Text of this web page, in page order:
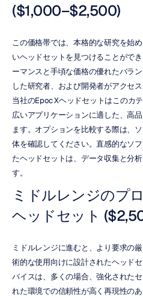
($1,000–$2,500)
この価格帯では、本格的な研究を始
いヘッドセットを見つけることがで
ーマンスと手頃な価格の優れたバラ
した研究者、および開発者がアクセ
当社のEpoc Xヘッドセットはこのカ
広いアプリケーションに適した、高
ます。オプションを比較する際は、
体を確認してください。直感的なソ
たヘッドセットは、データ収集と分
す。
ミドルレンジのプ
ヘッドセット
ミドルレンジに進むと、より要求の
術的な使用向けに設計されたヘッド
バイスは、多くの場合、強化された
れた環境での信頼性が高く再現性の